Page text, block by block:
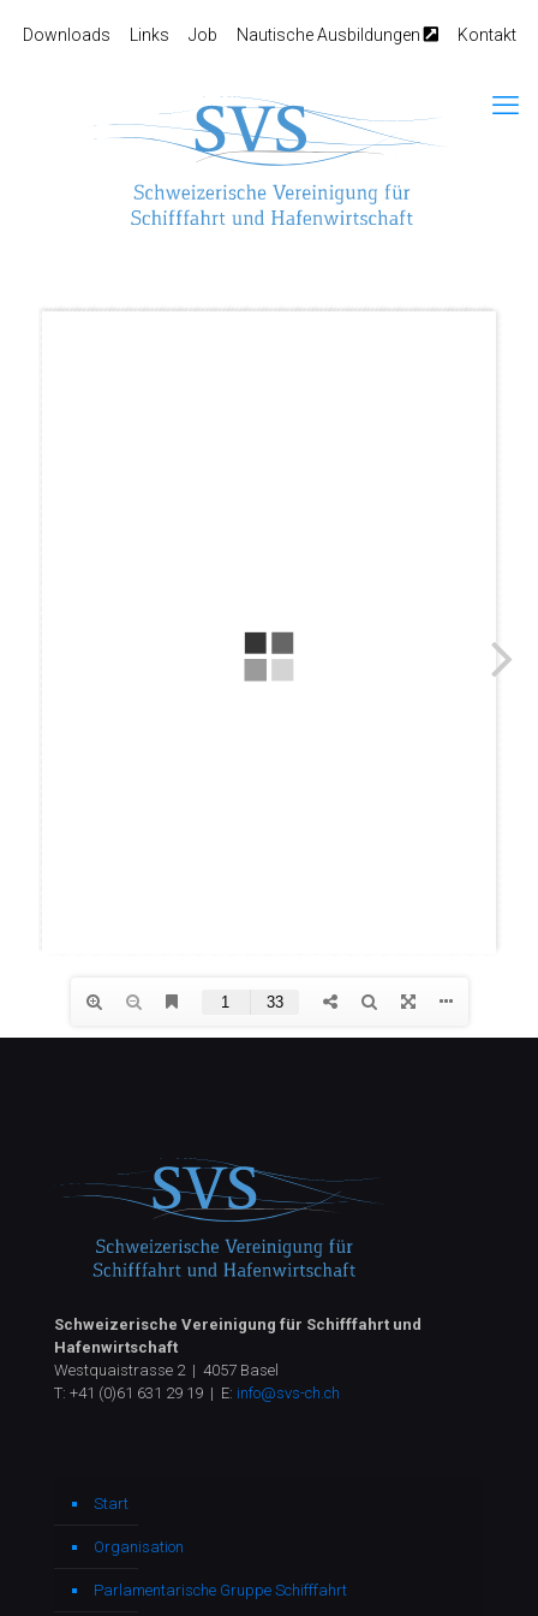
Downloads Links Job Nautische Ausbildungen Kontakt
Schweizerische Vereinigung für Schifffahrt und
Hafenwirtschaft
Westquaistrasse 2 | 4057 Basel
T: +41 (0)61 631 29 19 | E: info@svs-ch.ch
Start
Organisation
Parlamentarische Gruppe Schifffahrt